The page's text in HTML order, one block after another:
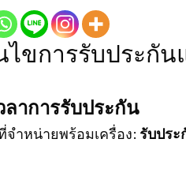
ไขการรับประกัน
ลาการรับประกัน
จำหน่ายพร้อมเครื่อง: รับประ